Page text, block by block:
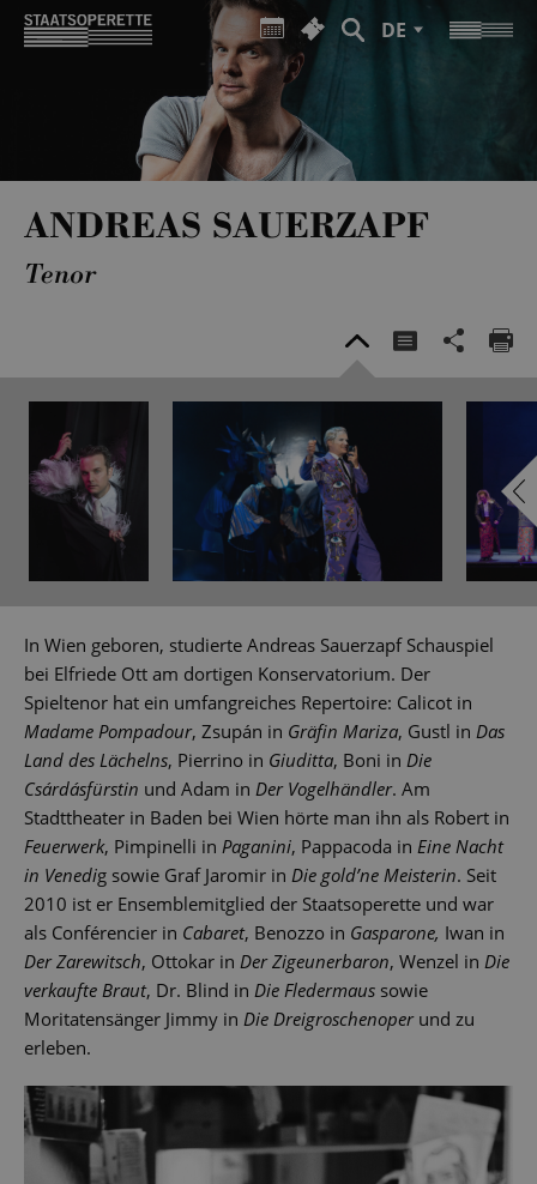
DE
ANDREAS SAUERZAPF
Tenor
In Wien geboren, studierte Andreas Sauerzapf Schauspiel
bei Elfriede Ott am dortigen Konservatorium. Der
Spieltenor hat ein umfangreiches Repertoire: Calicot in
Madame Pompadour, Zsupán in Gräfin Mariza, Gustl in Das
Land des Lächelns, Pierrino in Giuditta, Boni in Die
Csárdásfürstin und Adam in Der Vogelhändler. Am
Stadttheater in Baden bei Wien hörte man ihn als Robert in
Feuerwerk, Pimpinelli in Paganini, Pappacoda in Eine Nacht
in Venedig sowie Graf Jaromir in Die gold’ne Meisterin. Seit
2010 ist er Ensemblemitglied der Staatsoperette und war
als Conférencier in Cabaret, Benozzo in Gasparone, Iwan in
Der Zarewitsch, Ottokar in Der Zigeunerbaron, Wenzel in Die
verkaufte Braut, Dr. Blind in Die Fledermaus sowie
Moritatensänger Jimmy in Die Dreigroschenoperund zu
erleben.